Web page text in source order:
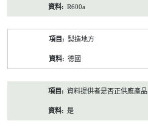
R600a
製造地方
德國
資料提供者是否正供應產品
是